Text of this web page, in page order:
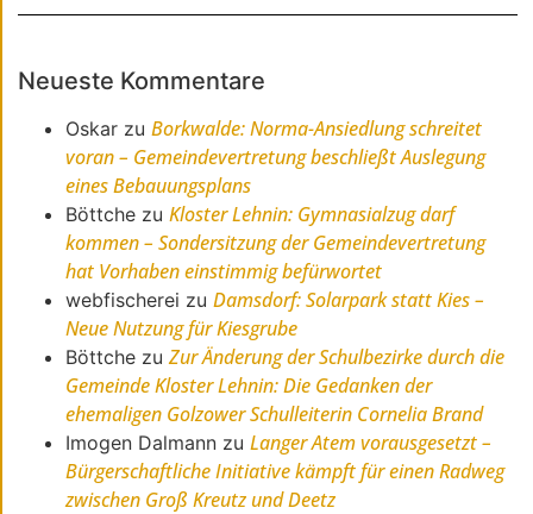
Neueste Kommentare
Oskar zu Borkwalde: Norma-Ansiedlung schreitet
voran – Gemeindevertretung beschließt Auslegung
eines Bebauungsplans
Böttche zu Kloster Lehnin: Gymnasialzug darf
kommen – Sondersitzung der Gemeindevertretung
hat Vorhaben einstimmig befürwortet
webfischerei zu Damsdorf: Solarpark statt Kies –
Neue Nutzung für Kiesgrube
Böttche zuZur Änderung der Schulbezirke durch die
Gemeinde Kloster Lehnin: Die Gedanken der
ehemaligen Golzower Schulleiterin Cornelia Brand
Imogen Dalmann zu Langer Atem vorausgesetzt –
Bürgerschaftliche Initiative kämpft für einen Radweg
zwischen Groß Kreutz und Deetz